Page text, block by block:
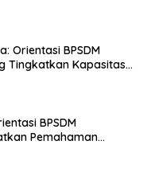
Orientasi BPSDM
Tingkatkan Kapasitas
BPSDM
Pemahaman